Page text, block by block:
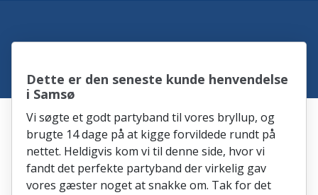
Dette er den seneste kunde henvendelse
i Samsø
Vi søgte et godt partyband til vores bryllup, og
brugte 14 dage på at kigge forvildede rundt på
nettet. Heldigvis kom vi til denne side, hvor vi
fandt det perfekte partyband der virkelig gav
vores gæster noget at snakke om. Tak for det